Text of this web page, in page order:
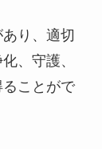
り、適切
、守護、
ことがで